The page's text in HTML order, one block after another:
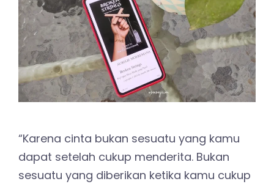
“Karena cinta bukan sesuatu yang kamu
dapat setelah cukup menderita. Bukan
sesuatu yang diberikan ketika kamu cukup